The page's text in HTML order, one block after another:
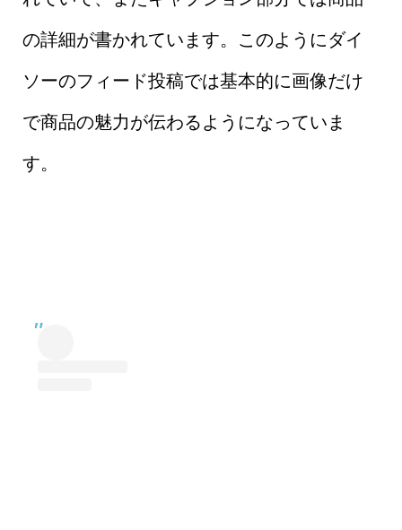
の詳細が書かれています。このようにダイ
ソーのフィード投稿では基本的に画像だけ
で商品の魅力が伝わるようになっていま
す。